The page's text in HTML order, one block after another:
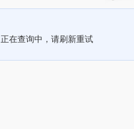
正在查询中，请刷新重试